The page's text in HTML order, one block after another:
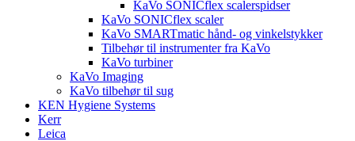
KaVo SONICflex scalerspidser
KaVo SONICflex scaler
KaVo SMARTmatic hånd- og vinkelstykker
Tilbehør til instrumenter fra KaVo
KaVo turbiner
KaVo Imaging
KaVo tilbehør til sug
KEN Hygiene Systems
Kerr
Leica